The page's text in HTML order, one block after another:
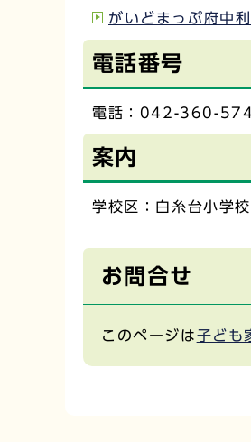
がいどまっぷ府中
電話番号
電話：042-360-
案内
学校区：白糸台小学校
お問合せ
このページは子ども